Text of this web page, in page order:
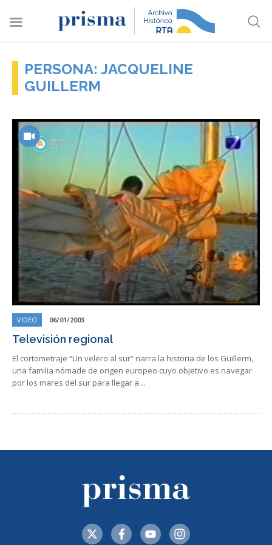
PERSONA: JACQUELINE
GUILLERM
VIDEO 06/01/2003
Televisión regional
El cortometraje “Un velero al sur” narra la historia de los Guillerm,
una familia nómade de origen europeo cuyo objetivo es navegar
por los mares del sur para llegar a…